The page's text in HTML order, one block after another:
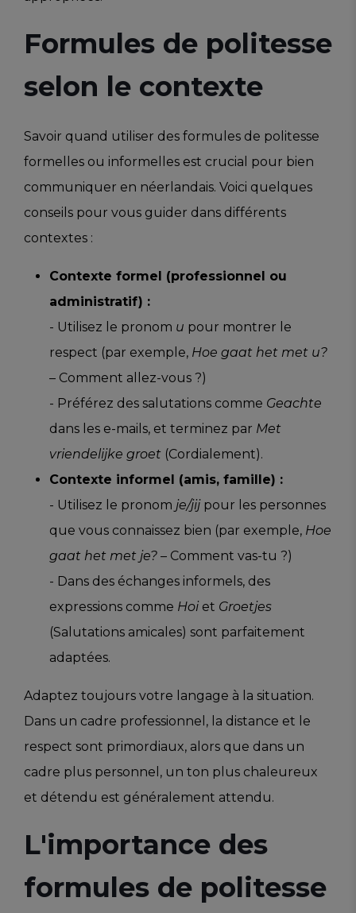
Formules de politesse
selon le contexte
Savoir quand utiliser des formules de politesse
formelles ou informelles est crucial pour bien
communiquer en néerlandais. Voici quelques
conseils pour vous guider dans différents
contextes :
Contexte formel (professionnel ou
administratif) :
- Utilisez le pronom u pour montrer le
respect (par exemple, Hoe gaat het met u?
– Comment allez-vous ?)
- Préférez des salutations comme Geachte
dans les e-mails, et terminez par Met
vriendelijke groet (Cordialement).
Contexte informel (amis, famille) :
- Utilisez le pronom je/jijpour les personnes
que vous connaissez bien (par exemple, Hoe
gaat het met je? – Comment vas-tu ?)
- Dans des échanges informels, des
expressions comme Hoiet Groetjes
(Salutations amicales) sont parfaitement
adaptées.
Adaptez toujours votre langage à la situation.
Dans un cadre professionnel, la distance et le
respect sont primordiaux, alors que dans un
cadre plus personnel, un ton plus chaleureux
et détendu est généralement attendu.
L'importance des
formules de politesse